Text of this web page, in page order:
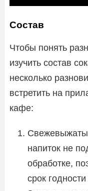
Состав
Чтобы понять
изучить состав
несколько
встретить на
кафе:
напиток не
обработке,
срок